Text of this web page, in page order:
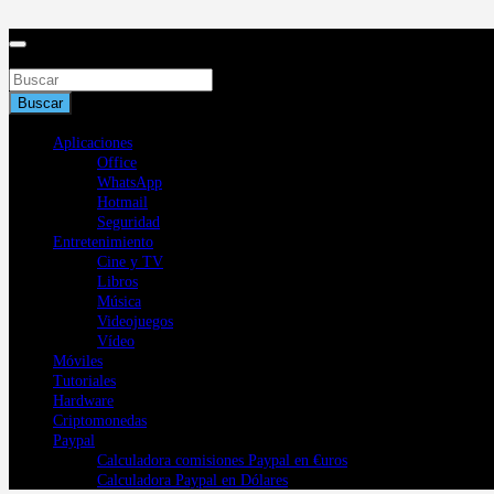
al
Buscar
Aplicaciones
Office
WhatsApp
Hotmail
Seguridad
Entretenimiento
Cine y TV
Libros
Música
Videojuegos
Vídeo
Móviles
Tutoriales
Hardware
Criptomonedas
Paypal
Calculadora comisiones Paypal en €uros
Calculadora Paypal en Dólares